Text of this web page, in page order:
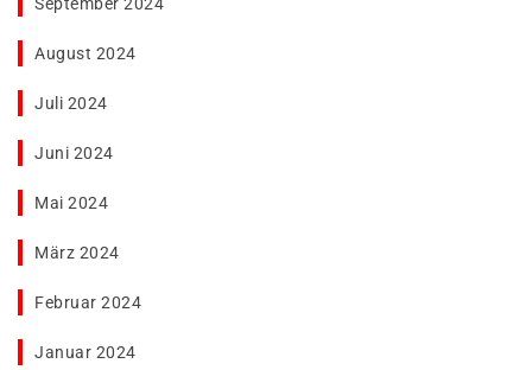
August 2024
Juli 2024
Juni 2024
Mai 2024
März 2024
Februar 2024
Januar 2024